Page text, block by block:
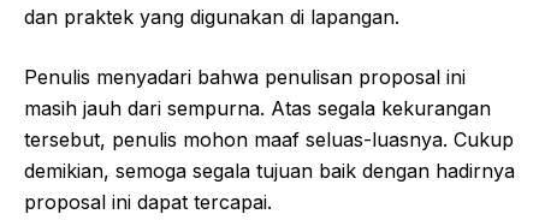
dan praktek yang digunakan di lapangan.
Penulis menyadari bahwa penulisan proposal ini
masih jauh dari sempurna. Atas segala kekurangan
tersebut, penulis mohon maaf seluas-luasnya. Cukup
demikian, semoga segala tujuan baik dengan hadirnya
proposal ini dapat tercapai.